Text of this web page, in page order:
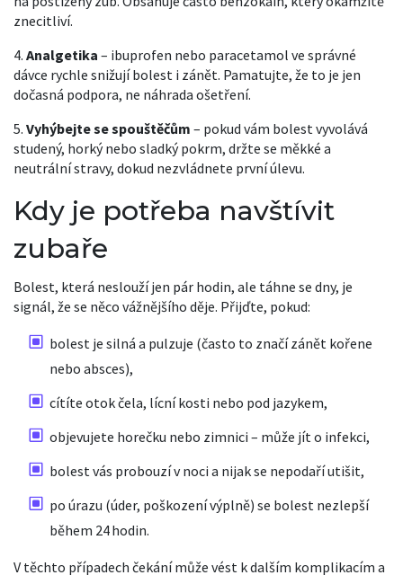
znecitliví.
4. Analgetika – ibuprofen nebo paracetamol ve správné
dávce rychle snižují bolest i zánět. Pamatujte, že to je jen
dočasná podpora, ne náhrada ošetření.
5. Vyhýbejte se spouštěčům – pokud vám bolest vyvolává
studený, horký nebo sladký pokrm, držte se měkké a
neutrální stravy, dokud nezvládnete první úlevu.
Kdy je potřeba navštívit
zubaře
Bolest, která neslouží jen pár hodin, ale táhne se dny, je
signál, že se něco vážnějšího děje. Přijďte, pokud:
bolest je silná a pulzuje (často to značí zánět kořene
nebo absces),
cítíte otok čela, lícní kosti nebo pod jazykem,
objevujete horečku nebo zimnici – může jít o infekci,
bolest vás probouzí v noci a nijak se nepodaří utišit,
po úrazu (úder, poškození výplně) se bolest nezlepší
během 24 hodin.
V těchto případech čekání může vést k dalším komplikacím a